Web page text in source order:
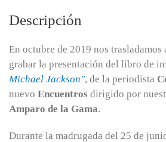
Descripción
En octubre de 2019 nos trasladamos
grabar la presentación del libro de
Michael Jackson", de la periodista
nuevo Encuentros dirigido por
Amparo de la Gama.
Durante la madrugada del 25 de